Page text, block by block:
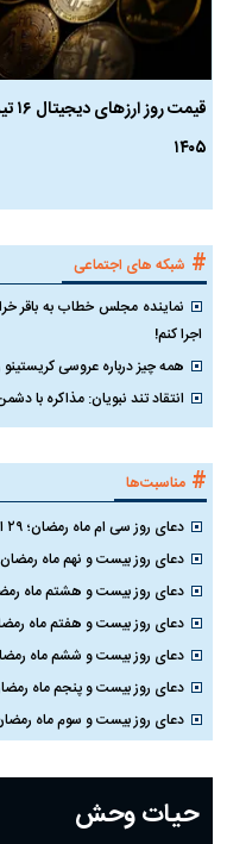
قیمت روز
۱۴۰۵
# شبکه های اجتماعی
نماینده مجلس خطاب به باقر
اجرا کنم!
همه چیز درباره عروسی
انتقاد تند نبویان: مذاکره با
# مناسبت‌ها
دعای روز سی ام ماه رمضان؛ ۲۹ اسفند ۱۴۰۴
دعای روز بیست و نهم ماه رمضان؛ ۲۸ اسفند
دعای روز بیست و هشتم ماه رمضان؛ ۲۷
دعای روز بیست و هفتم ماه رمضان؛ ۲۶
دعای روز بیست و ششم ماه رمضان؛ ۲۵
دعای روز بیست و پنجم ماه رمضان؛ ۲۴ اسفند
دعای روز بیست و سوم ماه رمضان؛ ۲۲ اسفند
دعای روز بیستم ماه رمضان؛ ۱۹ اسفند ۱۴۰۴
دعای روز هشتم ماه مبارک رمضان؛ ۷ اسفند ماه ۱۴۰۴
حیات وحش